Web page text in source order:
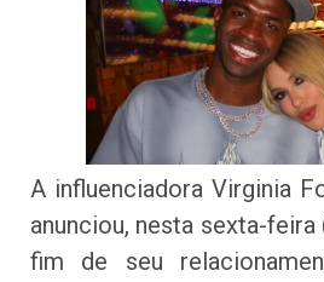
A influenciadora Virginia
anunciou, nesta sexta-feira
fim de seu